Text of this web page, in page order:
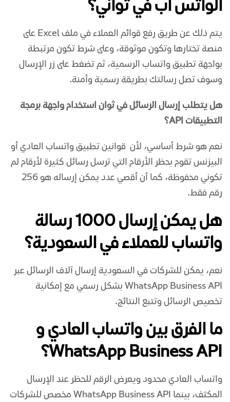
الواتس اب في ثواني؟
يتم ذلك عن طريق رفع قوائم العملاء في ملف Excel على
منصة تختارها وتكون موثوقة، وعلى شرط تكون مرتبطة
بواجهة تطبيق واتساب الرسمية، ثم تضغط على زر الإرسال
وسوف تصل رسالتك بطريقة رسمية وأمنة.
هل يتطلب إرسال الرسائل في ثوان استخدام واجهة برمجة
التطبيقات API؟
نعم هو شرط أساسي، لأن قوانين تطبيق واتساب العادي أو
البيزنس تقوم بحظر الأرقام التي ترسل رسائل كثيرة لأرقام لم
تكوني محفوظة، كما أن أقصي عدد يمكن إرساله هو 256
رقم فقط.
هل يمكن إرسال 1000 رسالة
واتساب للعملاء في السعودية؟
نعم، يمكن للشركات في السعودية إرسال آلاف الرسائل عبر
WhatsApp Business API بشكل رسمي مع إمكانية
تخصيص الرسائل وتتبع النتائج.
ما الفرق بين واتساب العادي و
WhatsApp Business API؟
واتساب العادي محدود ويعرض الرقم للحظر عند الإرسال
المكثف، بينما WhatsApp Business API مخصص للشركات